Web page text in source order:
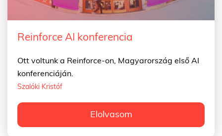
Reinforce AI konferencia
Ott voltunk a Reinforce-on, Magyarország első AI
konferenciáján.
Szalóki Kristóf
Elolvasom